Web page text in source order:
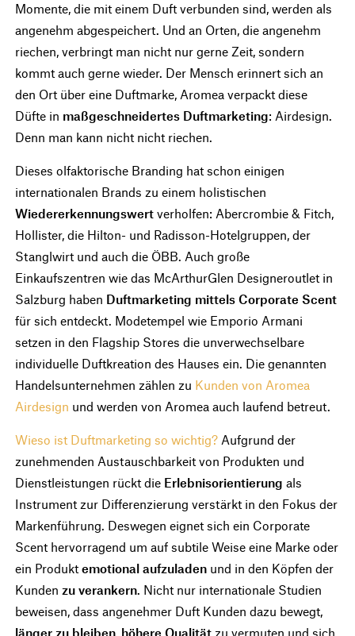
Momente, die mit einem Duft verbunden sind, werden als
angenehm abgespeichert. Und an Orten, die angenehm
riechen, verbringt man nicht nur gerne Zeit, sondern
kommt auch gerne wieder. Der Mensch erinnert sich an
den Ort über eine Duftmarke, Aromea verpackt diese
Düfte in maßgeschneidertes Duftmarketing: Airdesign.
Denn man kann nicht nicht riechen.
Dieses olfaktorische Branding hat schon einigen
internationalen Brands zu einem holistischen
Wiedererkennungswert verholfen: Abercrombie & Fitch,
Hollister, die Hilton- und Radisson-Hotelgruppen, der
Stanglwirt und auch die ÖBB. Auch große
Einkaufszentren wie das McArthurGlen Designeroutlet in
Salzburg haben Duftmarketing mittels Corporate Scent
für sich entdeckt. Modetempel wie Emporio Armani
setzen in den Flagship Stores die unverwechselbare
individuelle Duftkreation des Hauses ein. Die genannten
Handelsunternehmen zählen zu Kunden von Aromea
Airdesign und werden von Aromea auch laufend betreut.
Wieso ist Duftmarketing so wichtig? Aufgrund der
zunehmenden Austauschbarkeit von Produkten und
Dienstleistungen rückt die Erlebnisorientierung als
Instrument zur Differenzierung verstärkt in den Fokus der
Markenführung. Deswegen eignet sich ein Corporate
Scent hervorragend um auf subtile Weise eine Marke oder
ein Produkt emotional aufzuladen und in den Köpfen der
Kundenzu verankern. Nicht nur internationale Studien
beweisen, dass angenehmer Duft Kunden dazu bewegt,
länger zu bleiben höhere Qualität zu vermuten und sich